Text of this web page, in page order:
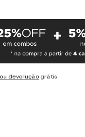
devoluçãográtis